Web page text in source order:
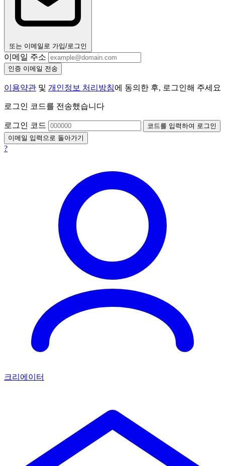
또는 이메일로 가입/로그인
이메일 주소
인증 이메일 전송
이용약관 및 개인정보 처리방침에 동의한 후, 로그인해 주세요
로그인 코드를 전송했습니다
로그인 코드
코드를 입력하여 로그인
이메일 입력으로 돌아가기
?
크리에이터